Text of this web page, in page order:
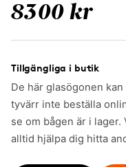
8300 kr
Tillgängliga i butik
De här glasögonen
tyvärr inte beställa
se om bågen är i
alltid hjälpa dig hitta